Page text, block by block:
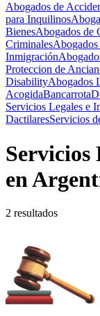
Abogados de
para Inquilinos
BienesAbogados de
CriminalesAbogados
Inmigración
Proteccion de
DisabilityAbogados
AcogidaBancarrota
Servicios Legales e
DactilaresServicios
Servicios
en
2 resultados